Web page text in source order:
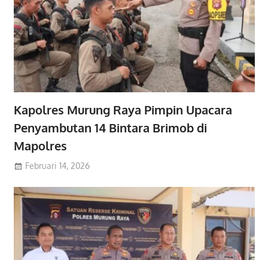
Kapolres Murung Raya Pimpin Upacara
Penyambutan 14 Bintara Brimob di
Mapolres
Februari 14, 2026